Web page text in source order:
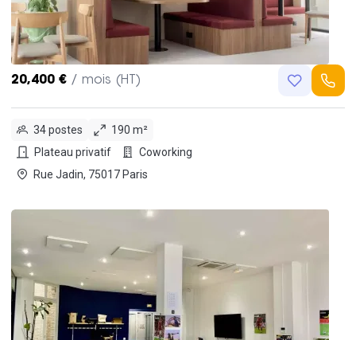
20,400 € / mois (HT)
34 postes
190 m²
Plateau privatif
Coworking
Rue Jadin, 75017 Paris